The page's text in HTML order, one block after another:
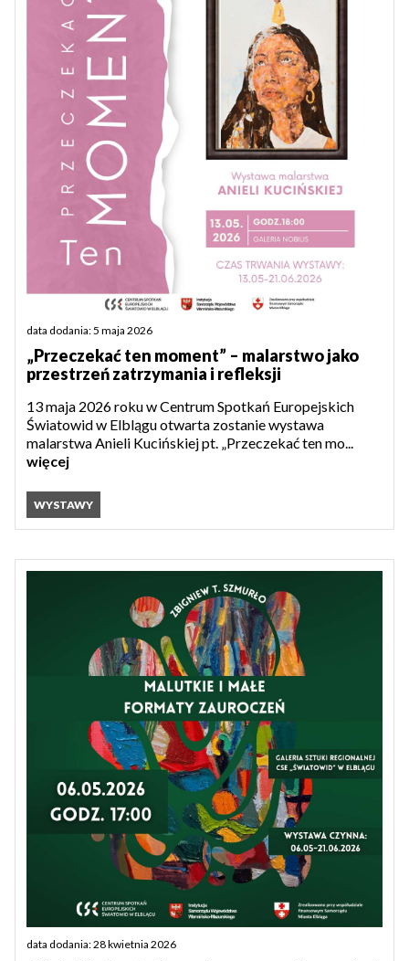
data dodania: 5 maja 2026
„Przeczekać ten moment” – malarstwo jako
przestrzeń zatrzymania i refleksji
13 maja 2026 roku w Centrum Spotkań Europejskich
Światowid w Elblągu otwarta zostanie wystawa
malarstwa Anieli Kucińskiej pt. „Przeczekać ten mo...
więcej
WYSTAWY
data dodania: 28 kwietnia 2026